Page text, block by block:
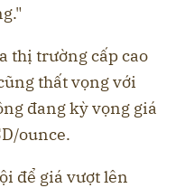
thị trường cấp cao
thất vọng với
đang kỳ vọng giá
ounce.
để giá vượt lên